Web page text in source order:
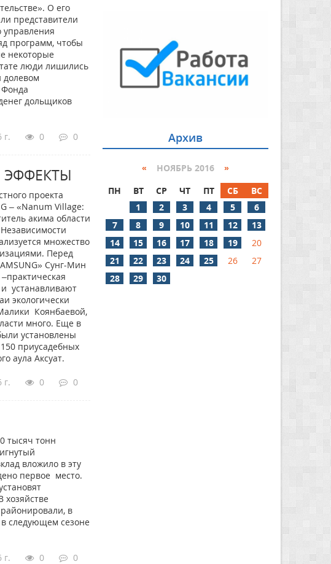
О его
представители
управления
программ, чтобы
некоторые
люди лишились
долевом
дольщиков
г. 0 0
проекта
– «Nanum Village:
акима области
множество
Перед
Сунг-Мин
устанавливают
экологически
Коянбаевой,
много. Еще в
установлены
приусадебных
аула Аксуат.
г. 0 0
тысяч тонн
вложило в эту
первое место.
в
следующем сезоне
г. 0 0
Архив
« НОЯБРЬ 2016 »
ПН
ВТ СР ЧТ ПТ СБ
ВС
1
2 3 4 5
6
7
8 9 10 11 12
13
14
15 16 17 18 19
20
21
22 23 24 25 26
27
28
29 30